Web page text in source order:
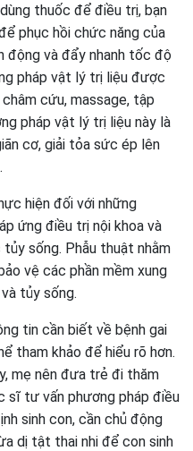
thuốc để điều trị, bạn
phục hồi chức năng của
động và đẩy nhanh tốc độ
pháp vật lý trị liệu được
cứu, massage, tập
pháp vật lý trị liệu này là
cơ, giải tỏa sức ép lên
hiện đối với những
ứng điều trị nội khoa và
sống. Phẫu thuật nhằm
vệ các phần mềm xung
tủy sống.
tin cần biết về bệnh gai
tham khảo để hiểu rõ hơn.
mẹ nên đưa trẻ đi thăm
sĩ tư vấn phương pháp điều
sinh con, cần chủ động
dị tật thai nhi để con sinh